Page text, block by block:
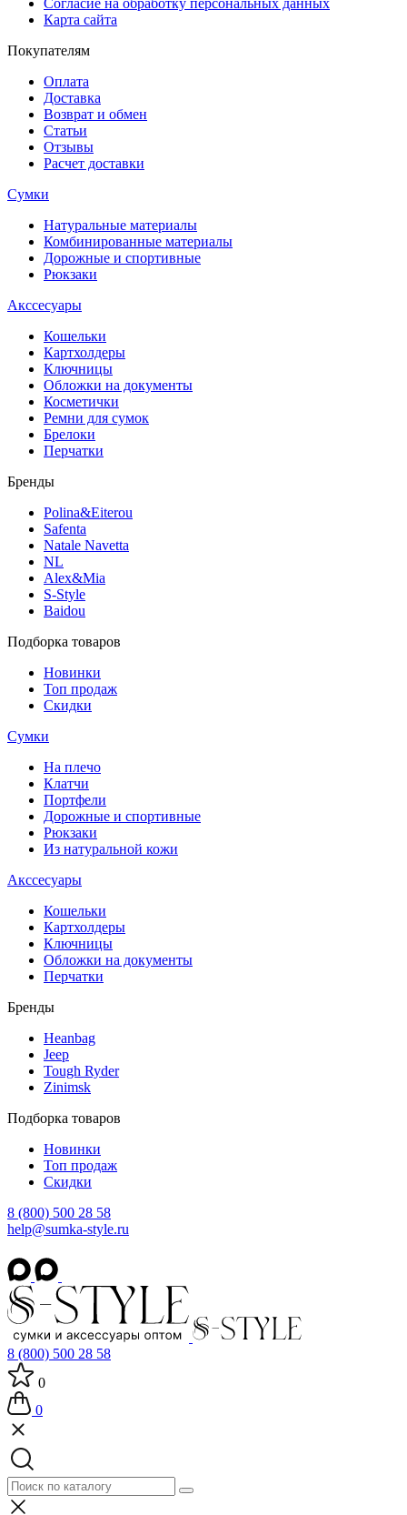
Согласие на обработку персональных данных
Карта сайта
Покупателям
Оплата
Доставка
Возврат и обмен
Статьи
Отзывы
Расчет доставки
Сумки
Натуральные материалы
Комбинированные материалы
Дорожные и спортивные
Рюкзаки
Акссесуары
Кошельки
Картхолдеры
Ключницы
Обложки на документы
Косметички
Ремни для сумок
Брелоки
Перчатки
Бренды
Polina&Eiterou
Safenta
Natale Navetta
NL
Alex&Mia
S-Style
Baidou
Подборка товаров
Новинки
Топ продаж
Скидки
Сумки
На плечо
Клатчи
Портфели
Дорожные и спортивные
Рюкзаки
Из натуральной кожи
Акссесуары
Кошельки
Картхолдеры
Ключницы
Обложки на документы
Перчатки
Бренды
Heanbag
Jeep
Tough Ryder
Zinimsk
Подборка товаров
Новинки
Топ продаж
Скидки
8 (800) 500 28 58
help@sumka-style.ru
8 (800) 500 28 58
0
0